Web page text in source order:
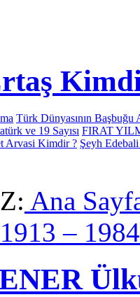
Türk Dünyasının
ve 19 Sayısı FIRAT
Arvasi Kimdir ? Şeyh
Ana
– 1984